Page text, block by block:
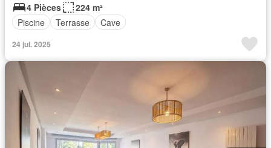
4 Pièces
224 m²
Piscine
Terrasse Cave
24 jui. 2025